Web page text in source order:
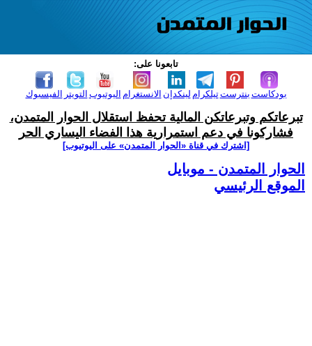
تابعونا على:
الفيسبوك التويتر اليوتيوب الانستغرام لينكدإن تيلكرامبنترست بودكاست
تبرعاتكم وتبرعاتكن المالية تحفظ استقلال الحوار المتمدن،
فشاركونا في دعم استمرارية هذا الفضاء اليساري الحر
[اشترك في قناة ‫«الحوار المتمدن» على اليوتيوب]
الحوار المتمدن - موبايل
الموقع الرئيسي